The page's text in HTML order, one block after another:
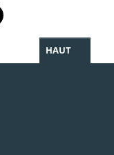
Facebook
le profil Twitter
par WhatsApp
HAUT